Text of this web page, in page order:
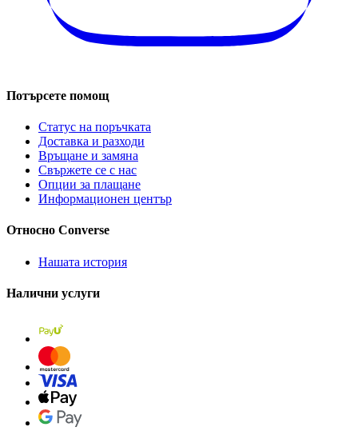
Потърсете помощ
Статус на поръчката
Доставка и разходи
Връщане и замяна
Свържете се с нас
Опции за плащане
Информационен център
Относно Converse
Нашата история
Налични услуги